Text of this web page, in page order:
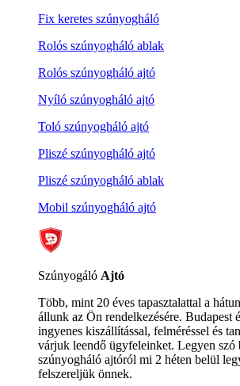
Fix keretes szúnyogháló
Rolós szúnyogháló ablak
Rolós szúnyogháló ajtó
Nyíló szúnyogháló ajtó
Toló szúnyogháló ajtó
Pliszé szúnyogháló ajtó
Pliszé szúnyogháló ablak
Mobil szúnyogháló ajtó
Szúnyogáló Ajtó
Több, mint 20 éves tapasztalattal a
állunk az Ön rendelkezésére. Budapest
ingyenes kiszállítással, felméréssel és
várjuk leendő ügyfeleinket. Legyen szó
szúnyogháló ajtóról mi 2 héten belül
felszereljük önnek.